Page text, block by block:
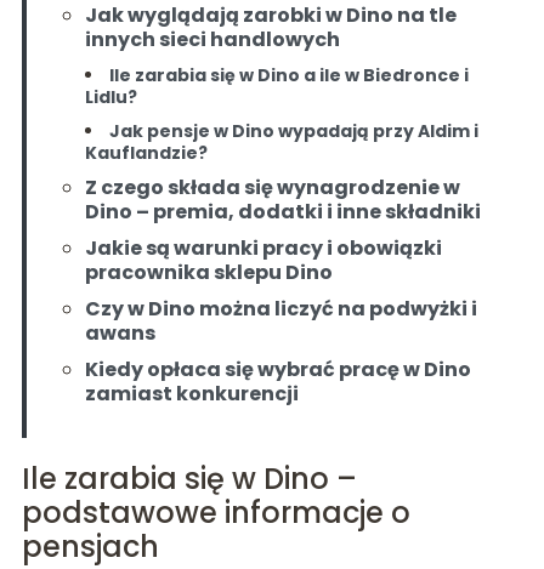
Jak wyglądają zarobki w Dino na tle
innych sieci handlowych
Ile zarabia się w Dino a ile w Biedronce i
Lidlu?
Jak pensje w Dino wypadają przy Aldim i
Kauflandzie?
Z czego składa się wynagrodzenie w
Dino – premia, dodatki i inne składniki
Jakie są warunki pracy i obowiązki
pracownika sklepu Dino
Czy w Dino można liczyć na podwyżki i
awans
Kiedy opłaca się wybrać pracę w Dino
zamiast konkurencji
Ile zarabia się w Dino –
podstawowe informacje o
pensjach